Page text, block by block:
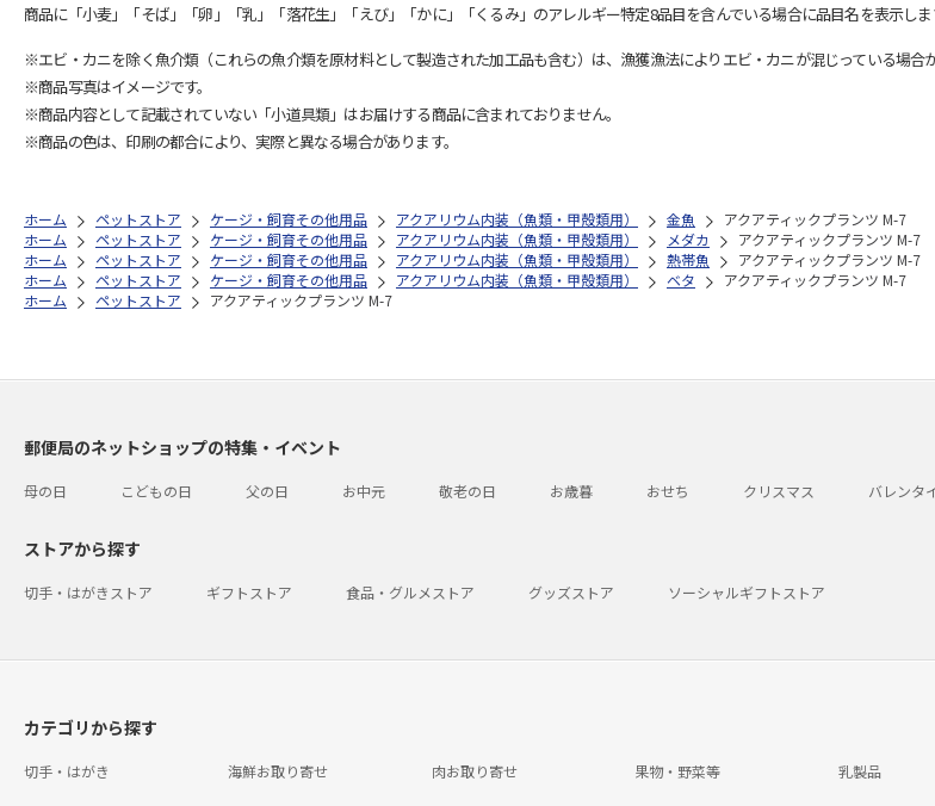
商品に「小麦」「そば」「卵」「乳」「落花生」「えび」「かに」「くるみ」のアレルギー特定8品目を含んでいる場合に品目名を表示しま
※エビ・カニを除く魚介類（これらの魚介類を原材料として製造された加工品も含む）は、漁獲漁法によりエビ・カニが混じっている場合
※商品写真はイメージです。
※商品内容として記載されていない「小道具類」はお届けする商品に含まれておりません。
※商品の色は、印刷の都合により、実際と異なる場合があります。
ホーム ペットストア ケージ・飼育その他用品 アクアリウム内装（魚類・甲殻類用） 金魚
アクアティックプランツ M-7
ホーム
ペットストア ケージ・飼育その他用品 アクアリウム内装（魚類・甲殻類用） メダカ
アクアティックプランツ M-7
ホーム
ペットストア ケージ・飼育その他用品 アクアリウム内装（魚類・甲殻類用） 熱帯魚
アクアティックプランツ M-7
ホーム
ペットストア ケージ・飼育その他用品 アクアリウム内装（魚類・甲殻類用） ベタ
アクアティックプランツ M-7
ホーム
ペットストア アクアティックプランツ M-7
郵便局のネットショップの特集・イベント
母の日 こどもの日 父の日 お中元 敬老の日 お歳暮 おせち クリスマス バレンタ
ストアから探す
切手・はがきストア ギフトストア 食品・グルメストア グッズストア ソーシャルギフトストア
カテゴリから探す
切手・はがき 海鮮お取り寄せ 肉お取り寄せ 果物・野菜等 乳製品